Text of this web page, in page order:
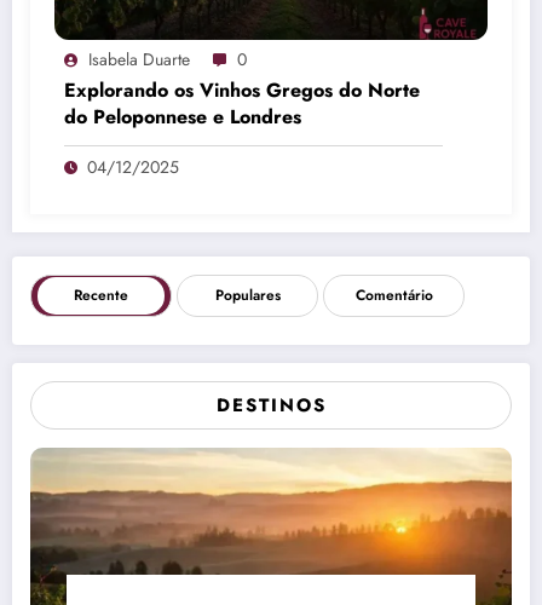
Isabela Duarte 0
Explorando os Vinhos Gregos do Norte
do Peloponnese e Londres
04/12/2025
Recente Populares Comentário
DESTINOS